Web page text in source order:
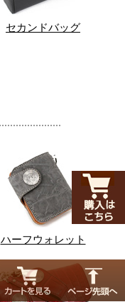
セカンドバッグ
ハーフウォレット